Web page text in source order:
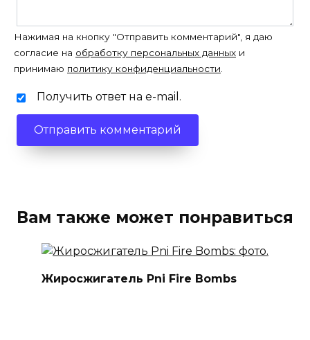
Нажимая на кнопку "Отправить комментарий", я даю
согласие на обработку персональных данных и
принимаю политику конфиденциальности.
Получить ответ на e-mail.
Вам также может понравиться
Жиросжигатель Pni Fire Bombs